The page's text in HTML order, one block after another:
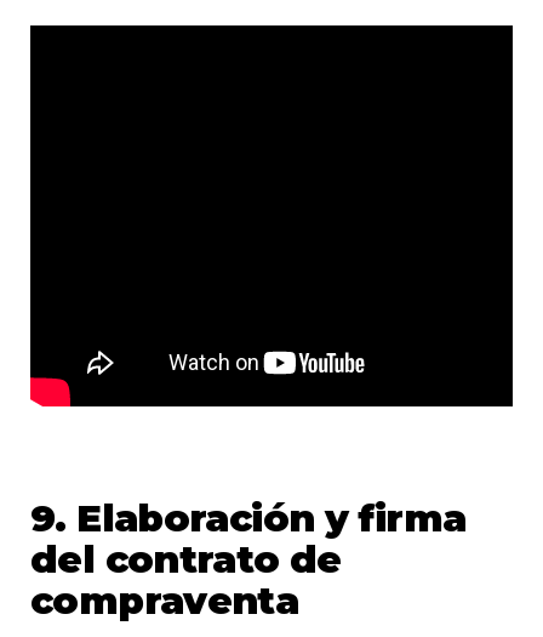
9. Elaboración y firma
del contrato de
compraventa